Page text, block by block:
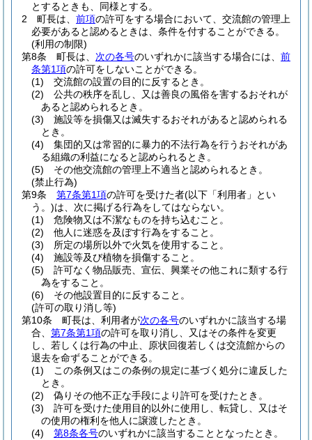
とするときも、同様とする。
2
町長は、 前項の許可をする場合において、交流館の管理上
必要があると認めるときは、条件を付することができる。
(利用の制限)
第8条
町長は、 次の各号のいずれかに該当する場合には、 前
条第1項の許可をしないことができる。
(1)
交流館の設置の目的に反するとき。
(2)
公共の秩序を乱し、又は善良の風俗を害するおそれが
あると認められるとき。
(3)
施設等を損傷又は滅失するおそれがあると認められる
とき。
(4)
集団的又は常習的に暴力的不法行為を行うおそれがあ
る組織の利益になると認められるとき。
(5)
その他交流館の管理上不適当と認められるとき。
(禁止行為)
第9条
第7条第1項の許可を受けた者(以下「利用者」とい
う。)は、次に掲げる行為をしてはならない。
(1)
危険物又は不潔なものを持ち込むこと。
(2)
他人に迷惑を及ぼす行為をすること。
(3)
所定の場所以外で火気を使用すること。
(4)
施設等及び植物を損傷すること。
(5)
許可なく物品販売、宣伝、興業その他これに類する行
為をすること。
(6)
その他設置目的に反すること。
(許可の取り消し等)
第10条
町長は、利用者が次の各号のいずれかに該当する場
合、 第7条第1項の許可を取り消し、又はその条件を変更
し、若しくは行為の中止、原状回復若しくは交流館からの
退去を命ずることができる。
(1)
この条例又はこの条例の規定に基づく処分に違反した
とき。
(2)
偽りその他不正な手段により許可を受けたとき。
(3)
許可を受けた使用目的以外に使用し、転貸し、又はそ
の使用の権利を他人に譲渡したとき。
(4)
第8条各号のいずれかに該当することとなったとき。